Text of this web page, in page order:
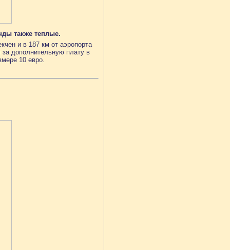
также теплые.
и в 187 км от аэропорта
за дополнительную плату в
10 евро.